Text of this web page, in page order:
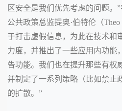
区安全是我们优先考虑的问题。
公共政策总监提奥·伯特伦（
于打击虚假信息，为此在技术和
力度，并推出了一些应用内功能
告功能。我们也在提升那些有权
并制定了一系列策略（比如禁止
的扩散。”